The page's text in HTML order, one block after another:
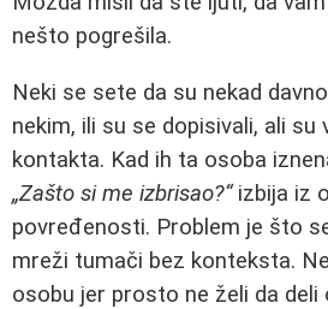
nešto pogrešila.
Neki se sete da su nekad
nekim, ili su se dopisivali, ali su
kontakta. Kad ih ta osoba
„Zašto si me izbrisao?“izbija iz
povređenosti. Problem je što
mreži tumači bez konteksta.
osobu jer prosto ne želi da deli